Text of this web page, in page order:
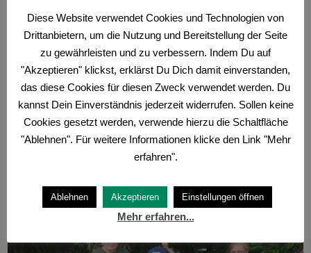
die Auswertung vorgenommen. Unsere Kinder konnten sich
auf allen Plätzen von eins bis drei etablieren. In der
Diese Website verwendet Cookies und Technologien von
Drittanbietern, um die Nutzung und Bereitstellung der Seite
zu gewährleisten und zu verbessern. Indem Du auf
"Akzeptieren" klickst, erklärst Du Dich damit einverstanden,
das diese Cookies für diesen Zweck verwendet werden. Du
kannst Dein Einverständnis jederzeit widerrufen. Sollen keine
Cookies gesetzt werden, verwende hierzu die Schaltfläche
"Ablehnen". Für weitere Informationen klicke den Link "Mehr
erfahren".
Ablehnen Akzeptieren Einstellungen öffnen
Mehr erfahren...